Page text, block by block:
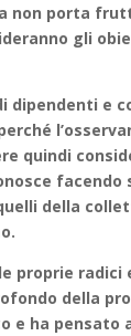
non porta
gli
dipendenti
quindi
della
della
ha pensato